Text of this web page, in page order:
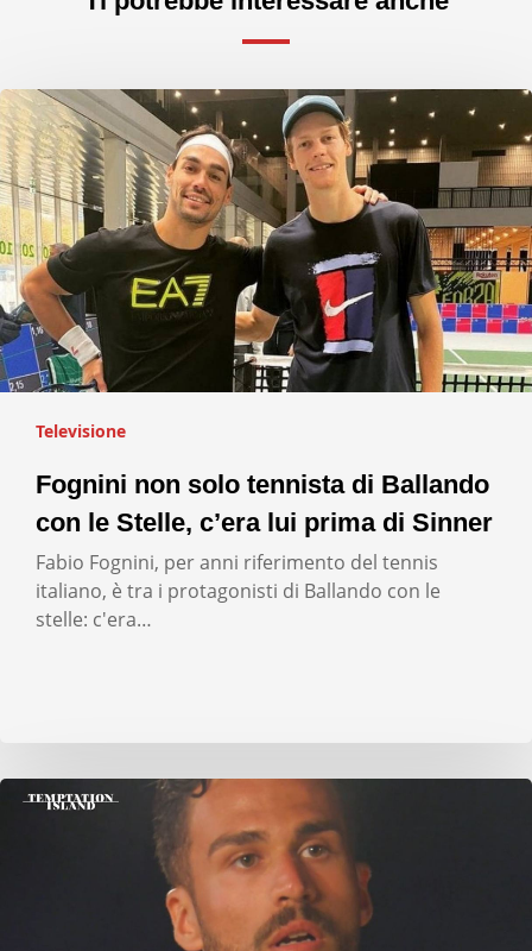
Televisione
Fognini non solo tennista di Ballando
con le Stelle, c’era lui prima di Sinner
Fabio Fognini, per anni riferimento del tennis
italiano, è tra i protagonisti di Ballando con le
stelle: c'era…